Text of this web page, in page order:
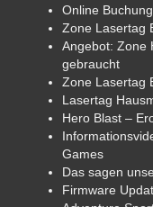
Online
Zone Lasertag
Angebot: Zone
gebraucht
Zone Lasertag
Lasertag
Hero Blast –
Games
Das sagen
Firmware